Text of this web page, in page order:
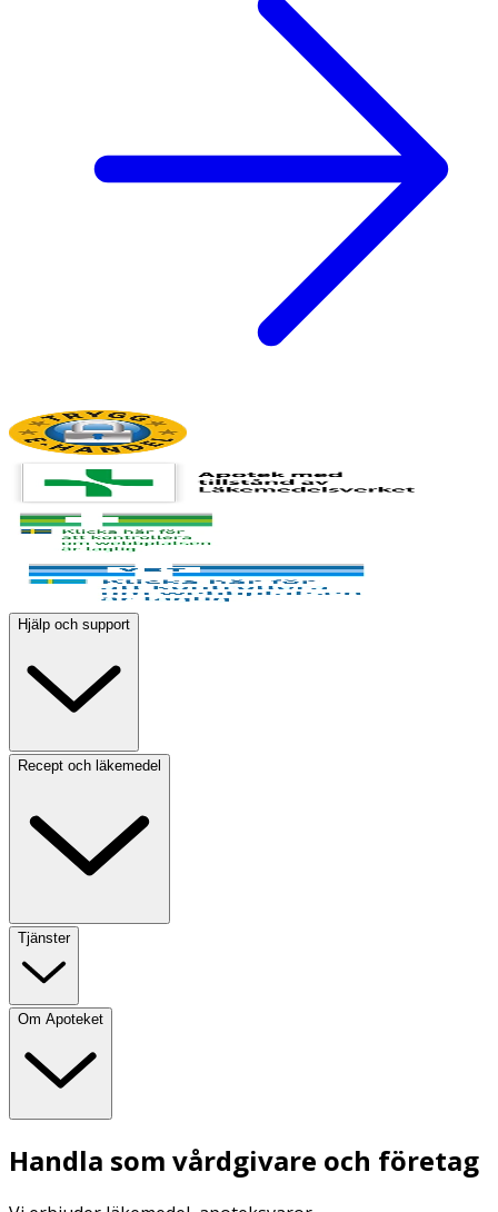
Hjälp och support
Recept och läkemedel
Tjänster
Om Apoteket
Handla som vårdgivare och företag